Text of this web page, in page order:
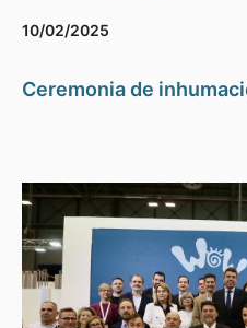
10/02/2025
Ceremonia de